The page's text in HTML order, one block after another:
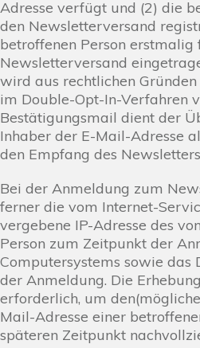
Adresse verfügt und (2) die
den Newsletterversand
betroffenen Person erstmalig
Newsletterversand
wird aus rechtlichen
im Double-Opt-In-Verfahren
Bestätigungsmail dient der
Inhaber der E-Mail-Adresse
den Empfang des
Bei der Anmeldung zum
ferner die vom Internet-
vergebene IP-Adresse des
Person zum Zeitpunkt der
Computersystems sowie
der Anmeldung. Die
erforderlich, um
Mail-Adresse einer
späteren Zeitpunkt